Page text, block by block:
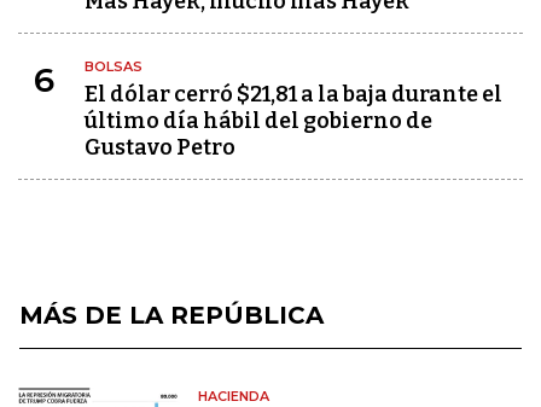
6 BOLSAS
El dólar cerró $21,81 a la baja durante el
último día hábil del gobierno de
Gustavo Petro
MÁS DE LA REPÚBLICA
HACIENDA